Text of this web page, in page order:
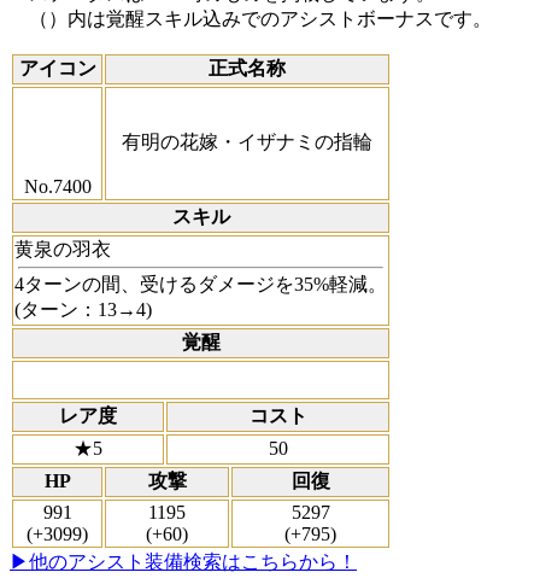
（）内は覚醒スキル込みでのアシストボーナスです。
アイコン 正式名称
No.7400
有明の花嫁・イザナミの指輪
スキル
黄泉の羽衣
4ターンの間、受けるダメージを35%軽減。
(ターン：13→4)
覚醒
レア度
コスト
★5
50
HP
攻撃
回復
991
(+3099)
1195
(+60)
5297
(+795)
▶他のアシスト装備検索はこちらから！